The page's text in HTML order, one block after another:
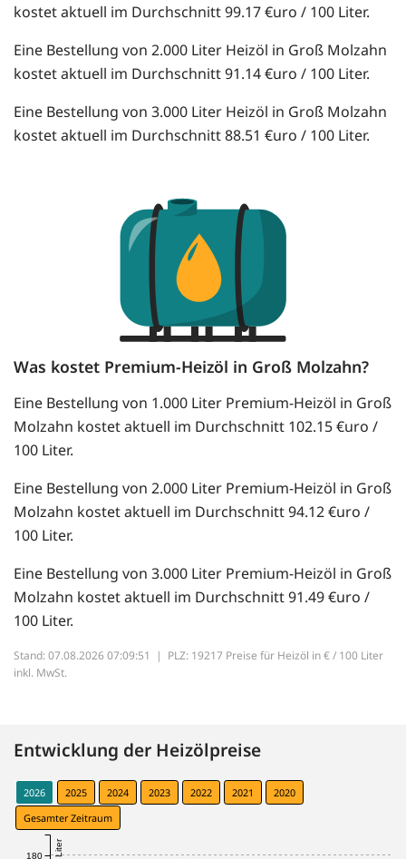
kostet aktuell im Durchschnitt 99.17 €uro / 100 Liter.
Eine Bestellung von 2.000 Liter Heizöl in Groß Molzahn
kostet aktuell im Durchschnitt 91.14 €uro / 100 Liter.
Eine Bestellung von 3.000 Liter Heizöl in Groß Molzahn
kostet aktuell im Durchschnitt 88.51 €uro / 100 Liter.
Was kostet Premium-Heizöl in Groß Molzahn?
Eine Bestellung von 1.000 Liter Premium-Heizöl in Groß
Molzahn kostet aktuell im Durchschnitt 102.15 €uro /
100 Liter.
Eine Bestellung von 2.000 Liter Premium-Heizöl in Groß
Molzahn kostet aktuell im Durchschnitt 94.12 €uro /
100 Liter.
Eine Bestellung von 3.000 Liter Premium-Heizöl in Groß
Molzahn kostet aktuell im Durchschnitt 91.49 €uro /
100 Liter.
Stand: 07.08.2026 07:09:51 | PLZ: 19217 Preise für Heizöl in € / 100 Liter
inkl. MwSt.
Entwicklung der Heizölpreise
2026 2025 2024 2023 2022 2021
2020
Gesamter Zeitraum
180